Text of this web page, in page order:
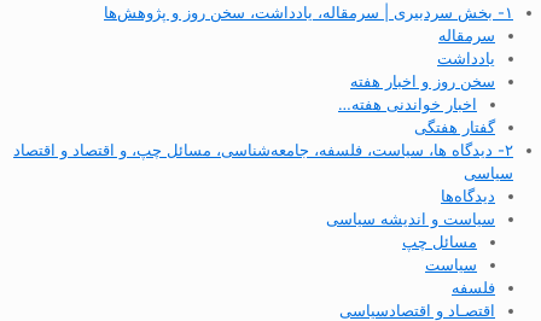
۱- بخش سردبیری | سرمقاله، یادداشت، سخن روز و پژوهش‌ها
سرمقاله
یادداشت
سخن روز و اخبار هفته
اخبار خواندنی هفته…
گفتار هفتگی
۲- دیدگاه ها، سیاست، فلسفه، جامعه‌شناسی، مسائل چپ، و اقتصاد و اقتصاد
سیاسی
دیدگاه‌ها
سیاست و اندیشه سیاسی
مسائل چپ
سیاست
فلسفه
اقتصـاد و اقتصاد‌سیاسی